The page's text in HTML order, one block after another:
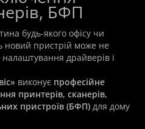
БФП
будь-якого офісу чи
новий пристрій може не
драйверів і
виконує професійне
принтерів, сканерів,
пристроїв (БФП) для дому